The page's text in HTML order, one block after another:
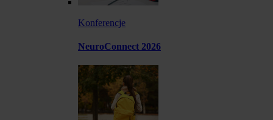
Konferencje
NeuroConnect 2026